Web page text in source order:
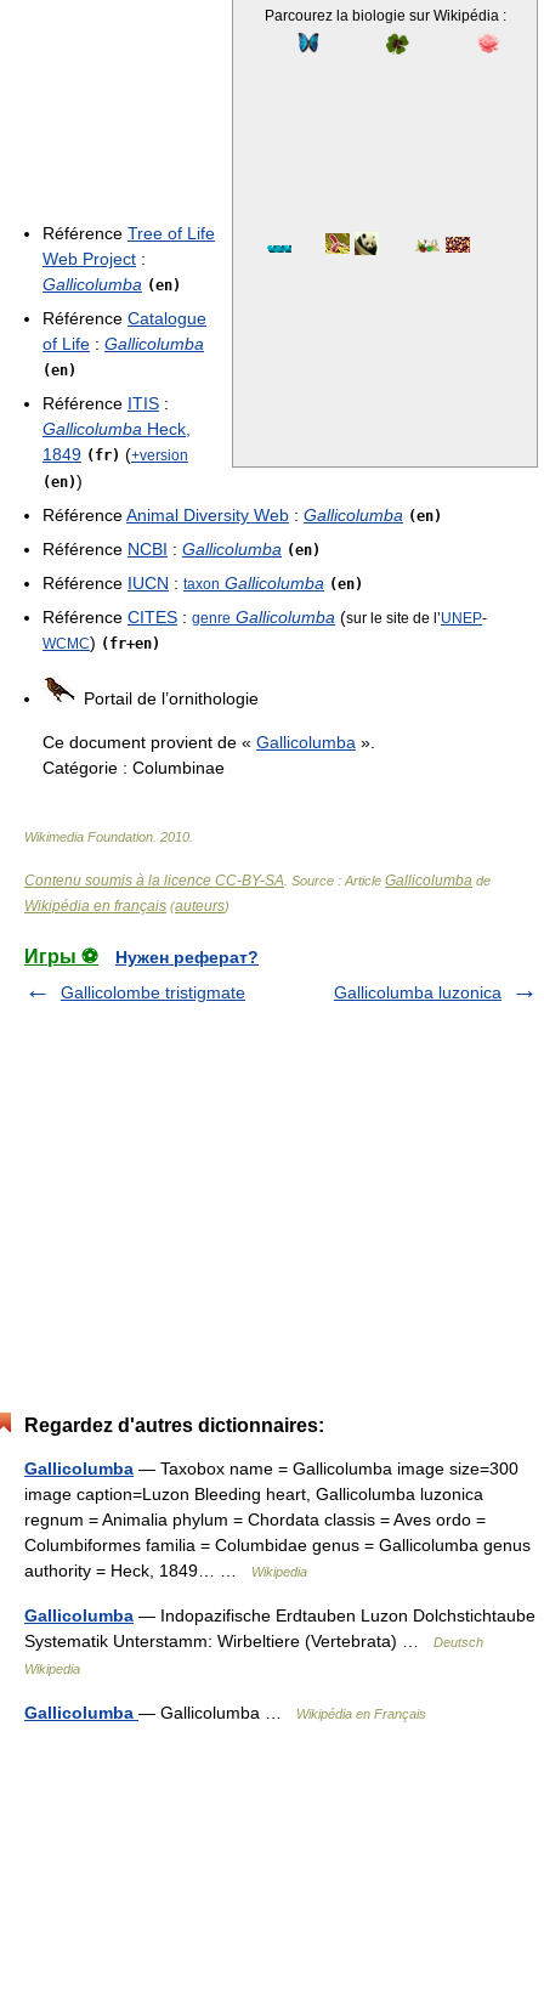
Parcourez la biologie sur Wikipédia :
Référence Tree of Life
Web Project :
Gallicolumba (en)
Référence Catalogue
of Life : Gallicolumba
(en)
Référence ITIS :
Gallicolumba Heck,
1849 (fr) (+version
(en))
RéférenceAnimal Diversity Web : Gallicolumba (en)
Référence NCBI : Gallicolumba (en)
Référence IUCN : taxon Gallicolumba (en)
Référence CITES : genre Gallicolumba (sur le site de l’UNEP-
WCMC) (fr+en)
Portail de l’ornithologie
Ce document provient de « Gallicolumba ».
Catégorie : Columbinae
Wikimedia Foundation 2010
Contenu soumis à la licence CC-BY-SA . Source : Article Gallicolumba de
Wikipédia en français (auteurs)
Игры ⚽
Нужен реферат?
Gallicolombe tristigmate
Gallicolumba luzonica
Regardez d'autres dictionnaires:
Gallicolumba — Taxobox name = Gallicolumba image size=300
image caption=Luzon Bleeding heart, Gallicolumba luzonica
regnum = Animalia phylum = Chordata classis = Aves ordo =
Columbiformes familia = Columbidae genus = Gallicolumba genus
authority = Heck, 1849… …
Wikipedia
Gallicolumba — Indopazifische Erdtauben Luzon Dolchstichtaube
Systematik Unterstamm: Wirbeltiere (Vertebrata) …
Deutsch
Wikipedia
Gallicolumba — Gallicolumba … Wikipédia en Français